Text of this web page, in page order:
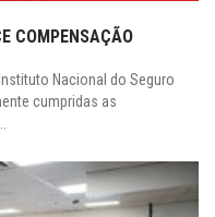
COMPENSAÇÃO
Nacional do Seguro
cumpridas as